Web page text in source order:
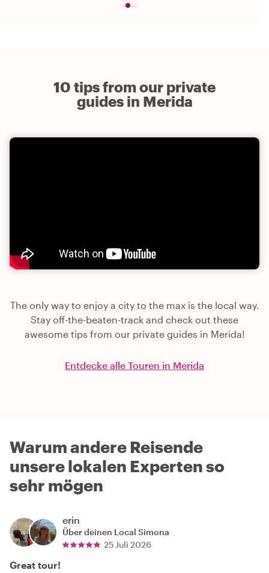
10 tips from our private
guides in Merida
The only way to enjoy a city to the max is the local way.
Stay off-the-beaten-track and check out these
awesome tips from our private guides in Merida!
Entdecke alle Touren in Merida
Warum andere Reisende
unsere lokalen Experten so
sehr mögen
erin
Über deinen Local Simona
25 Juli 2026
Great tour!